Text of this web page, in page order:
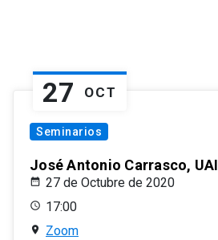
27 OCT
Seminarios
José Antonio Carrasco, UAI
27 de Octubre de 2020
17:00
Zoom